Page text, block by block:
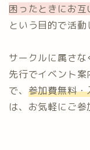
困ったときにお互
という目的で活動
サークルに属さな
先行でイベント
で、 参加費無料・
は、お気軽にご参